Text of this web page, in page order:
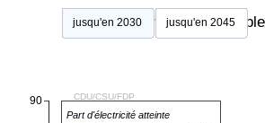
90
Part d'électricité atteinte
Part de l'énergie
CDU/CSU/FDP
jusqu'en 2030 jusqu'en 2045